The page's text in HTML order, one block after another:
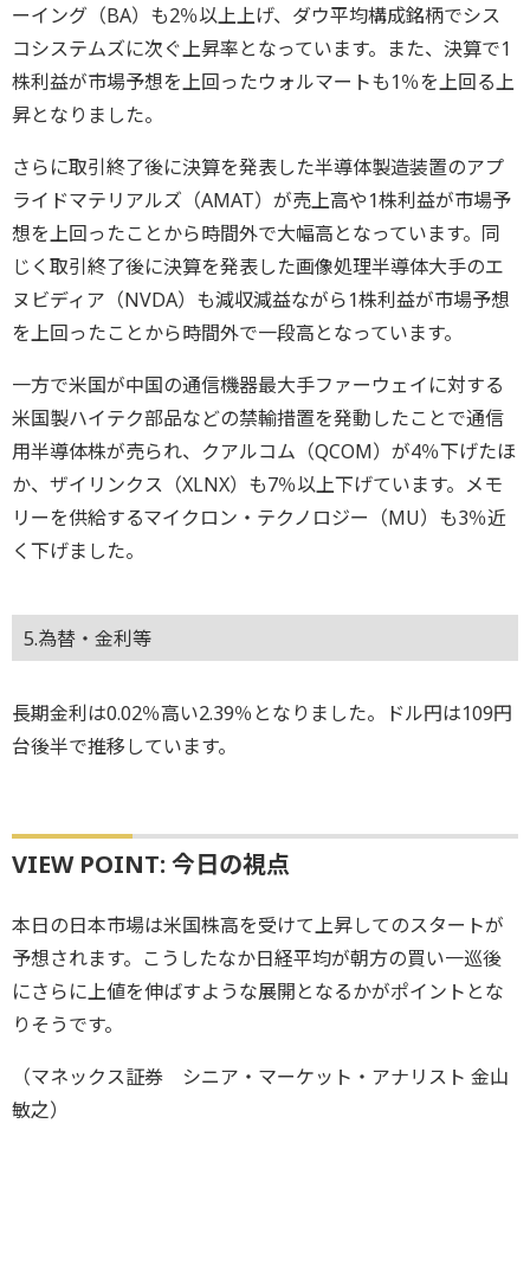
ーイング（BA）も2％以上上げ、ダウ平均構成銘柄でシス
コシステムズに次ぐ上昇率となっています。また、決算で1
株利益が市場予想を上回ったウォルマートも1％を上回る上
昇となりました。
さらに取引終了後に決算を発表した半導体製造装置のアプ
ライドマテリアルズ（AMAT）が売上高や1株利益が市場予
想を上回ったことから時間外で大幅高となっています。同
じく取引終了後に決算を発表した画像処理半導体大手のエ
ヌビディア（NVDA）も減収減益ながら1株利益が市場予想
を上回ったことから時間外で一段高となっています。
一方で米国が中国の通信機器最大手ファーウェイに対する
米国製ハイテク部品などの禁輸措置を発動したことで通信
用半導体株が売られ、クアルコム（QCOM）が4％下げたほ
か、ザイリンクス（XLNX）も7％以上下げています。メモ
リーを供給するマイクロン・テクノロジー（MU）も3％近
く下げました。
5.為替・金利等
長期金利は0.02％高い2.39％となりました。ドル円は109円
台後半で推移しています。
VIEW POINT: 今日の視点
本日の日本市場は米国株高を受けて上昇してのスタートが
予想されます。こうしたなか日経平均が朝方の買い一巡後
にさらに上値を伸ばすような展開となるかがポイントとな
りそうです。
（マネックス証券 シニア・マーケット・アナリスト 金山
敏之）